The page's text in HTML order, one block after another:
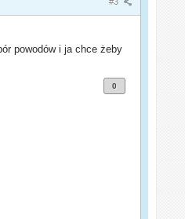
powodów i ja chce żeby
0